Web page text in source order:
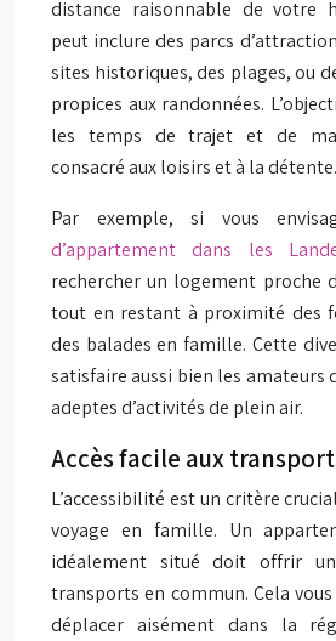
distance raisonnable de votre
peut inclure des parcs
sites historiques, des plages, ou
propices aux randonnées.
les temps de trajet et de
consacré aux loisirs et à la détente.
Par exemple, si vous
d’appartement dans les
rechercher un logement proche
tout en restant à proximité des
des balades en famille. Cette
satisfaire aussi bien les amateurs
adeptes d’activités de plein air.
Accès facile aux
L’accessibilité est un critère
voyage en famille. Un
idéalement situé doit offrir
transports en commun. Cela
déplacer aisément dans la